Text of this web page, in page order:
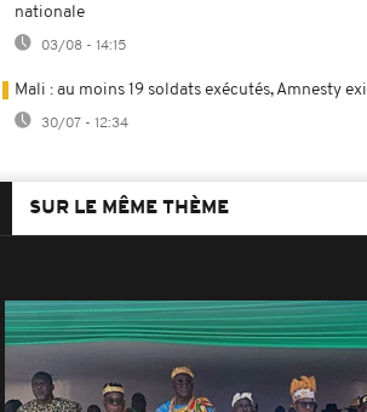
nationale
03/08 - 14:15
Mali : au moins 19 soldats exécutés, Amnesty
30/07 - 12:34
SUR LE MÊME THÈME